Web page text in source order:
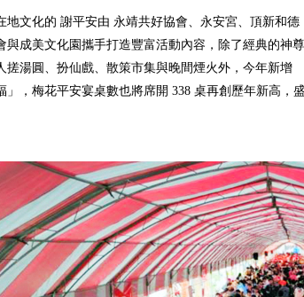
地文化的 謝平安由 永靖共好協會、永安宮、頂新和德
與成美文化園攜手打造豐富活動內容，除了經典的神尊
搓湯圓、扮仙戲、散策市集與晚間煙火外，今年新增
」，梅花平安宴桌數也將席開 338 桌再創歷年新高，盛